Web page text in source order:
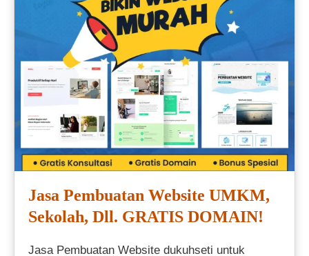
Jasa Pembuatan Website UMKM,
Sekolah, Dll. GRATIS DOMAIN!
Jasa Pembuatan Website dukuhseti untuk